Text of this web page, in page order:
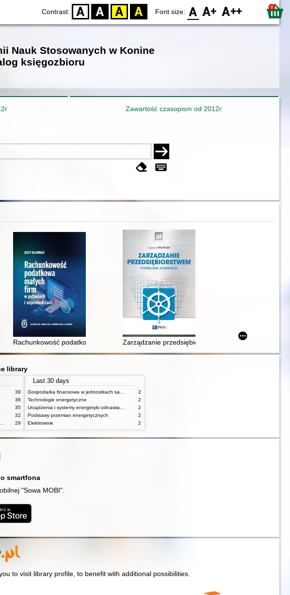
Contrast: D BW YB BY Font size: F0 F1 F2 0
Nauk Stosowanych w Konine
księgozbioru
Zawartość czasopism od 2012r.
rozliczanie świadczeń pracowniczych, dokumentacja kadrowa, podatkowa i ZUS
Rachunkowość podatkowa małych firm w pytaniach i odpowiedziach
Zarządzanie przedsiębiorstwem : podręcznik
library
39
36
35
32
29
Last 30 days
2
Technologie energetyczne
2
2
Podstawy przemian energetycznych
2
Elektrownie
2
smartfona
"Sowa MOBI".
to visit library profile, to benefit with additional possibilities.